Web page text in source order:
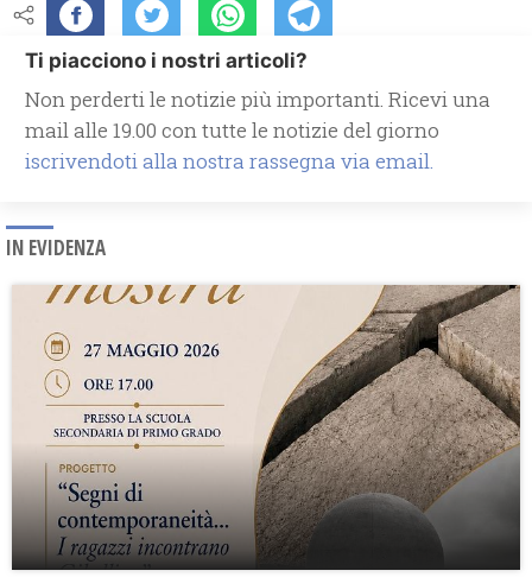
Ti piacciono i nostri articoli?
Non perderti le notizie più importanti. Ricevi una
mail alle 19.00 con tutte le notizie del giorno
iscrivendoti alla nostra rassegna via email.
IN EVIDENZA